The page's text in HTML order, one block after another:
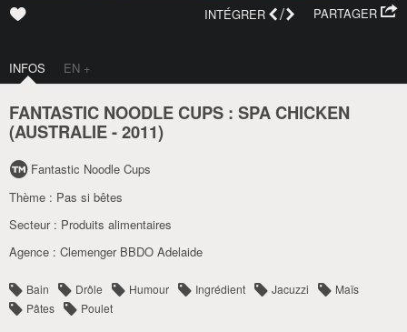
PARTAGER
INTÉGRER /
INFOS EN +
FANTASTIC NOODLE CUPS : SPA CHICKEN
(AUSTRALIE-2011)
Fantastic Noodle Cups
Thème : Pas si bêtes
Secteur : Produits alimentaires
Agence : Clemenger BBDO Adelaide
Bain Drôle Humour Ingrédient Jacuzzi
Maïs
Pâtes
Poulet